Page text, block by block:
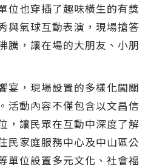
位也穿插了趣味橫生的有獎
與氣球互動表演，現場搶答
騰，讓在場的大朋友、小朋
宴，現場設置的多樣化闖關
活動內容不僅包含以文昌信
，讓民眾在互動中深度了解
民家庭服務中心及中山區公
單位設置多元文化、社會福